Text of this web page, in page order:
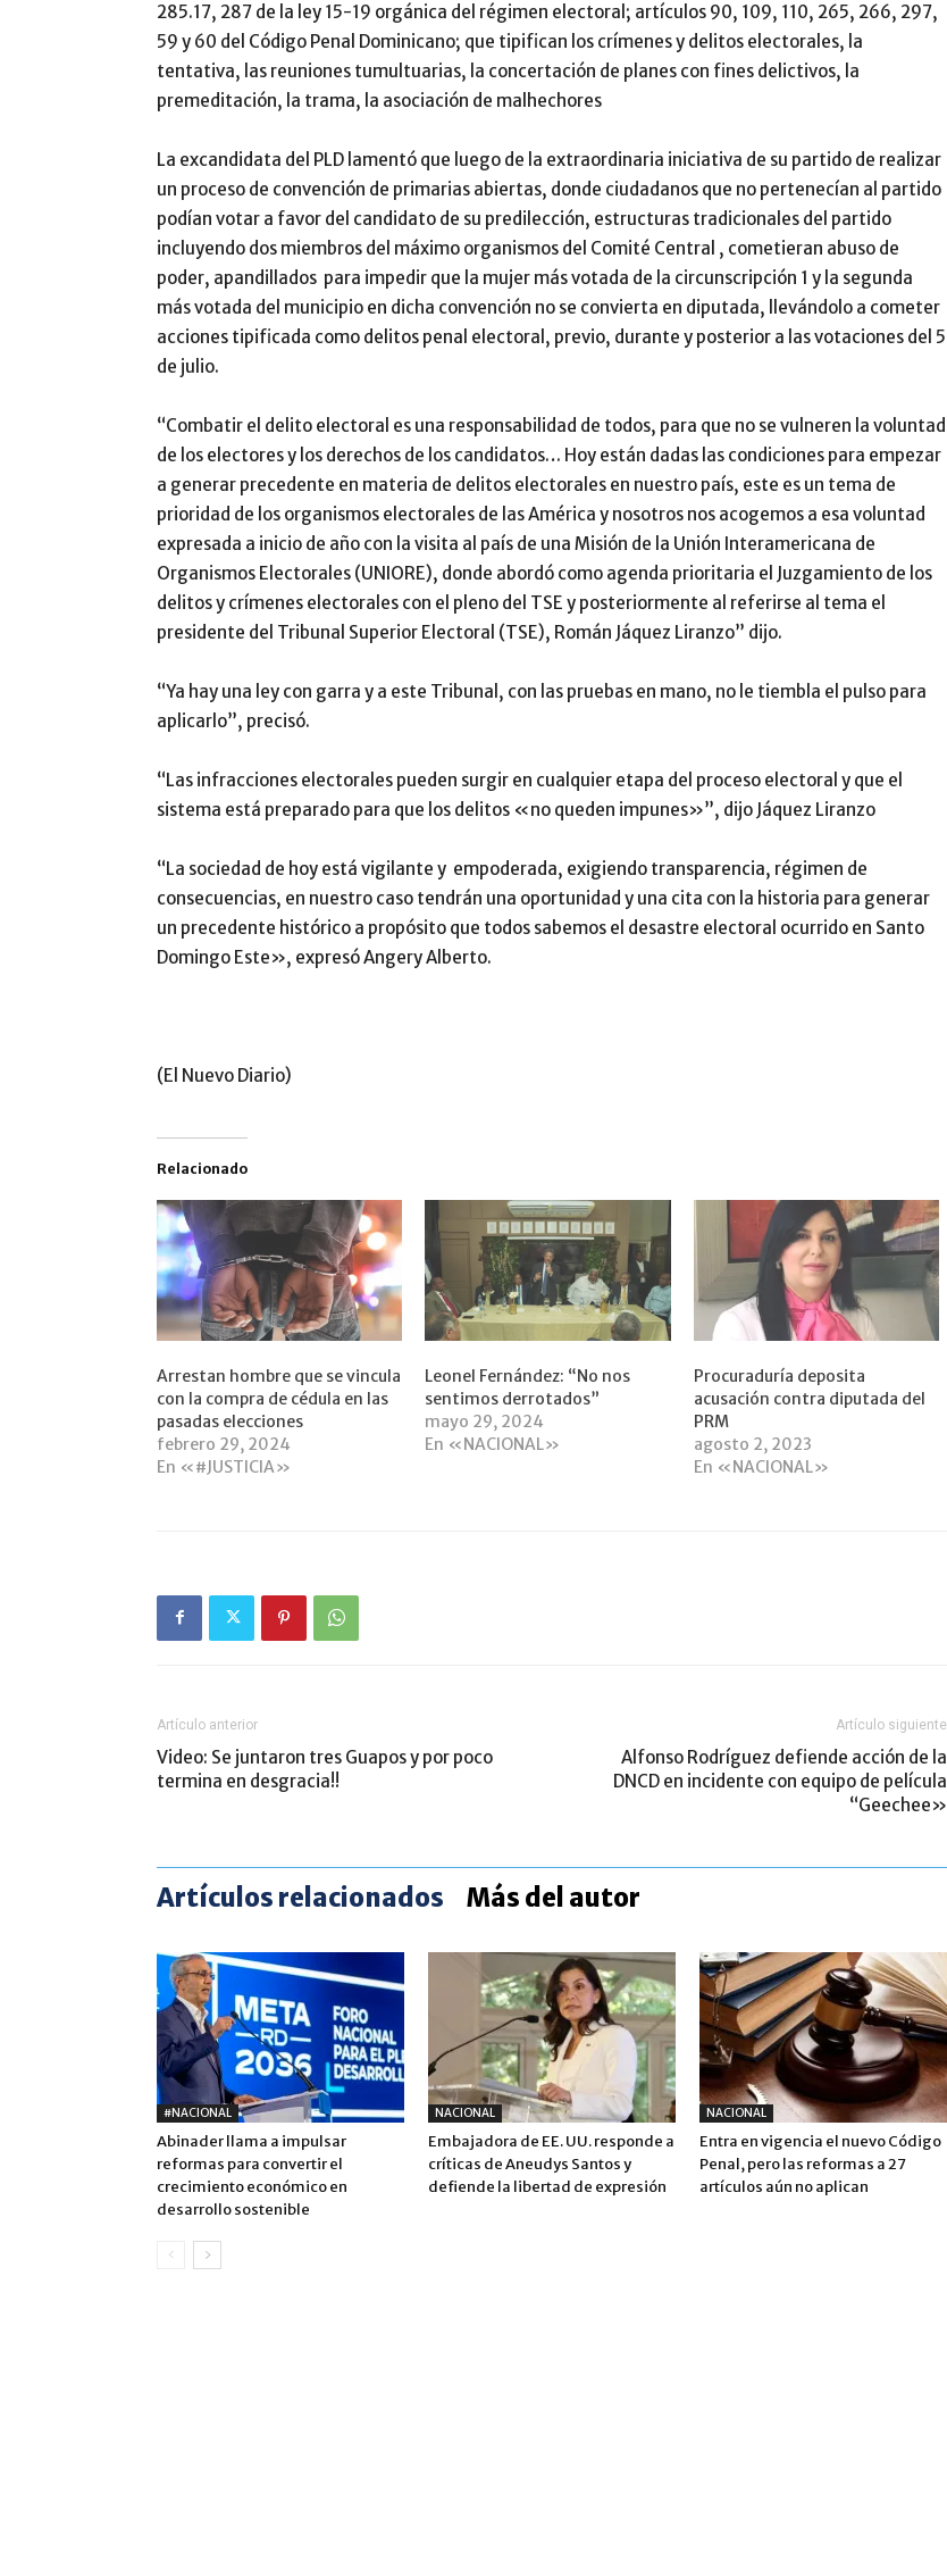
285.17, 287 de la ley 15-19 orgánica del régimen electoral; artículos 90, 109, 110, 265, 266, 297,
59 y 60 del Código Penal Dominicano; que tipifican los crímenes y delitos electorales, la
tentativa, las reuniones tumultuarias, la concertación de planes con fines delictivos, la
premeditación, la trama, la asociación de malhechores
La excandidata del PLD lamentó que luego de la extraordinaria iniciativa de su partido de realizar
un proceso de convención de primarias abiertas, donde ciudadanos que no pertenecían al partido
podían votar a favor del candidato de su predilección, estructuras tradicionales del partido
incluyendo dos miembros del máximo organismos del Comité Central , cometieran abuso de
poder, apandillados para impedir que la mujer más votada de la circunscripción 1 y la segunda
más votada del municipio en dicha convención no se convierta en diputada, llevándolo a cometer
acciones tipificada como delitos penal electoral, previo, durante y posterior a las votaciones del 5
de julio.
“Combatir el delito electoral es una responsabilidad de todos, para que no se vulneren la voluntad
de los electores y los derechos de los candidatos… Hoy están dadas las condiciones para empezar
a generar precedente en materia de delitos electorales en nuestro país, este es un tema de
prioridad de los organismos electorales de las América y nosotros nos acogemos a esa voluntad
expresada a inicio de año con la visita al país de una Misión de la Unión Interamericana de
Organismos Electorales (UNIORE), donde abordó como agenda prioritaria el Juzgamiento de los
delitos y crímenes electorales con el pleno del TSE y posteriormente al referirse al tema el
presidente del Tribunal Superior Electoral (TSE), Román Jáquez Liranzo” dijo.
“Ya hay una ley con garra y a este Tribunal, con las pruebas en mano, no le tiembla el pulso para
aplicarlo”, precisó.
“Las infracciones electorales pueden surgir en cualquier etapa del proceso electoral y que el
sistema está preparado para que los delitos «no queden impunes»”, dijo Jáquez Liranzo
“La sociedad de hoy está vigilante y empoderada, exigiendo transparencia, régimen de
consecuencias, en nuestro caso tendrán una oportunidad y una cita con la historia para generar
un precedente histórico a propósito que todos sabemos el desastre electoral ocurrido en Santo
Domingo Este», expresó Angery Alberto.
(El Nuevo Diario)
Relacionado
Arrestan hombre que se vincula
con la compra de cédula en las
pasadas elecciones
febrero 29, 2024
En «#JUSTICIA»
Leonel Fernández: “No nos
sentimos derrotados”
mayo 29, 2024
En «NACIONAL»
Procuraduría deposita
acusación contra diputada del
PRM
agosto 2, 2023
En «NACIONAL»
Artículo anterior
Video: Se juntaron tres Guapos y por poco
termina en desgracia!!
Artículo siguiente
Alfonso Rodríguez defiende acción de la
DNCD en incidente con equipo de película
“Geechee»
Artículos relacionados Más del autor
#NACIONAL
Abinader llama a impulsar
reformas para convertir el
crecimiento económico en
desarrollo sostenible
NACIONAL
Embajadora de EE. UU. responde a
críticas de Aneudys Santos y
defiende la libertad de expresión
NACIONAL
Entra en vigencia el nuevo Código
Penal, pero las reformas a 27
artículos aún no aplican